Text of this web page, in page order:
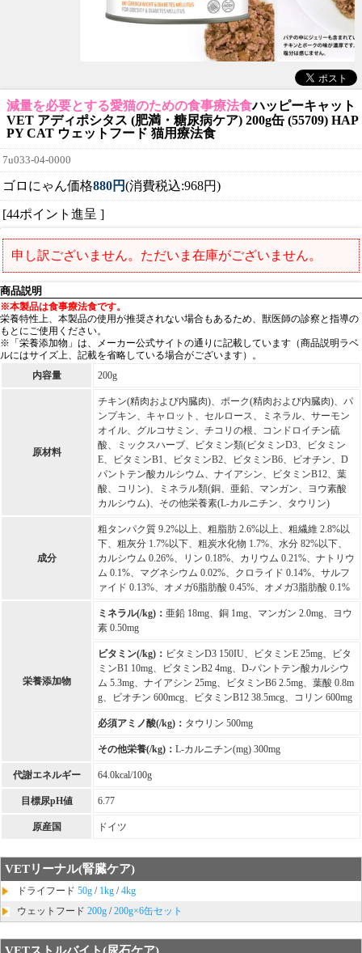
減量を必要とする愛猫のための食事療法食ハッピーキャット
VET アディポシタス (肥満・糖尿病ケア) 200g缶 (55709) HAP
PY CAT ウェットフード 猫用療法食
7u033-04-0000
ゴロにゃん価格880円(消費税込:968円)
[44ポイント進呈 ]
申し訳ございません。ただいま在庫がございません。
商品説明
※本製品は食事療法食です。
栄養特性上、本製品の使用が推奨されない場合もあるため、獣医師の診察と指導の
もとにご使用ください。
※「栄養添加物」は、メーカー公式サイトの通りに記載しています（商品説明ラベ
ルにはサイズ上、記載を省略している場合がございます）。
内容量
200g
原材料
チキン(精肉および内臓肉)、ポーク(精肉および内臓肉)、パ
ンプキン、キャロット、セルロース、ミネラル、サーモン
オイル、グルコサミン、チコリの根、コンドロイチン硫
酸、ミックスハーブ、ビタミン類(ビタミンD3、ビタミン
E、ビタミンB1、ビタミンB2、ビタミンB6、ビオチン、D
パントテン酸カルシウム、ナイアシン、ビタミンB12、葉
酸、コリン)、ミネラル類(銅、亜鉛、マンガン、ヨウ素酸
カルシウム)、その他栄養素(L-カルニチン、タウリン)
成分
粗タンパク質 9.2%以上、粗脂肪 2.6%以上、粗繊維 2.8%以
下、粗灰分 1.7%以下、粗炭水化物 1.7%、水分 82%以下、
カルシウム 0.26%、リン 0.18%、カリウム 0.21%、ナトリウ
ム 0.1%、マグネシウム 0.02%、クロライド 0.14%、サルフ
ァイド 0.13%、オメガ6脂肪酸 0.45%、オメガ3脂肪酸 0.1%
栄養添加物
ミネラル(/kg)： 亜鉛 18mg、銅 1mg、マンガン 2.0mg、ヨウ
素 0.50mg
ビタミン(/kg)： ビタミンD3 150IU、ビタミンE 25mg、ビタ
ミンB1 10mg、ビタミンB2 4mg、D-パントテン酸カルシウ
ム 5.3mg、ナイアシン 25mg、ビタミンB6 2.5mg、葉酸 0.8m
g、ビオチン 600mcg、ビタミンB12 38.5mcg、コリン 600mg
必須アミノ酸(/kg)： タウリン 500mg
その他栄養(/kg)： L-カルニチン(mg) 300mg
代謝エネルギー 64.0kcal/100g
目標尿pH値 6.77
原産国 ドイツ
VETリーナル(腎臓ケア)
ドライフード 50g / 1kg /4kg
ウェットフード 200g /200g×6缶セット